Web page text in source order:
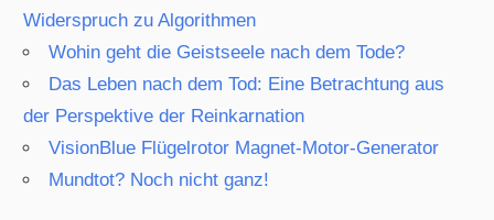
Widerspruch zu Algorithmen
Wohin geht die Geistseele nach dem Tode?
Das Leben nach dem Tod: Eine Betrachtung aus
der Perspektive der Reinkarnation
VisionBlue Flügelrotor Magnet-Motor-Generator
Mundtot? Noch nicht ganz!